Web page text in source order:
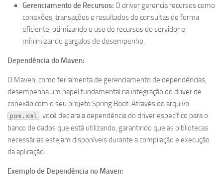
Gerenciamento de Recursos: O driver gerencia recursos como
conexões, transações e resultados de consultas de forma
eficiente, otimizando o uso de recursos do servidor e
minimizando gargalos de desempenho.
Dependência do Maven:
O Maven, como ferramenta de gerenciamento de dependências,
desempenha um papel fundamental na integração do driver de
conexão com o seu projeto Spring Boot. Através do arquivo
pom.xml
, você declara a dependência do driver específico para o
banco de dados que está utilizando, garantindo que as bibliotecas
necessárias estejam disponíveis durante a compilação e execução
da aplicação.
Exemplo de Dependência no Maven: